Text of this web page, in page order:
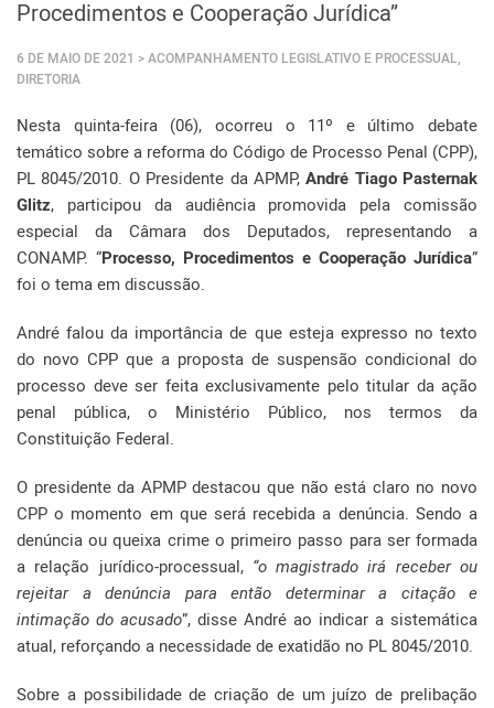
Procedimentos e Cooperação Jurídica”
6 DE MAIO DE 2021 > ACOMPANHAMENTO LEGISLATIVO E PROCESSUAL,
DIRETORIA
Nesta quinta-feira (06), ocorreu o 11º e último debate
temático sobre a reforma do Código de Processo Penal (CPP),
PL 8045/2010. O Presidente da APMP,André Tiago Pasternak
Glitz, participou da audiência promovida pela comissão
especial da Câmara dos Deputados, representando a
CONAMP. “Processo, Procedimentos e Cooperação Jurídica”
foi o tema em discussão.
André falou da importância de que esteja expresso no texto
do novo CPP que a proposta de suspensão condicional do
processo deve ser feita exclusivamente pelo titular da ação
penal pública, o Ministério Público, nos termos da
Constituição Federal.
O presidente da APMP destacou que não está claro no novo
CPP o momento em que será recebida a denúncia. Sendo a
denúncia ou queixa crime o primeiro passo para ser formada
a relação jurídico-processual, “o magistrado irá receber ou
rejeitar a denúncia para então determinar a citação e
intimação do acusado”, disse André ao indicar a sistemática
atual, reforçando a necessidade de exatidão no PL 8045/2010.
Sobre a possibilidade de criação de um juízo de prelibação